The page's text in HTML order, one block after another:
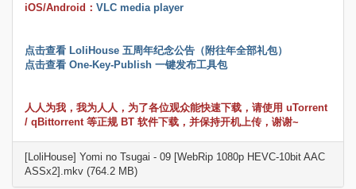
iOS/Android： VLC media player
点击查看 LoliHouse 五周年纪念公告（附往年全部礼包）
点击查看 One-Key-Publish 一键发布工具包
人人为我，我为人人，为了各位观众能快速下载，请使用 uTorrent
/ qBittorrent 等正规 BT 软件下载，并保持开机上传，谢谢~
[LoliHouse] Yomi no Tsugai - 09 [WebRip 1080p HEVC-10bit AAC
ASSx2].mkv (764.2 MB)